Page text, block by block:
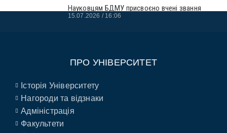
Науковцям БДМУ присвоєно вчені звання
15.07.2026 16:06
ПРО УНІВЕРСИТЕТ
Історія Університету
Нагороди та відзнаки
Адміністрація
Факультети